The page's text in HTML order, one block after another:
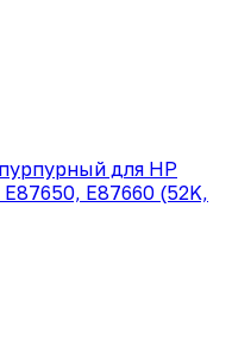
для HP
E87660 (52K,